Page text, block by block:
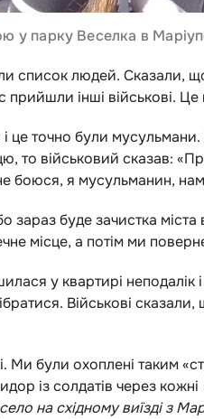
у парку Веселка в
список людей. Сказали,
інші військові. Це
точно були мусульмани.
то військовий сказав:
боюся, я мусульманин,
буде зачистка
місце, а потім ми
у квартирі неподалік і
Військові
Ми були охоплені таким
із солдатів через
село на східному виїзді з